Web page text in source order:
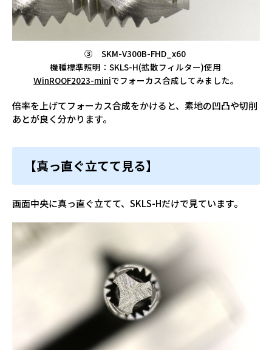
③ SKM-V300B-FHD_x60
機種標準照明：SKLS-H(拡散フィルター)使用
ＷinROOF2023-miniでフォーカス合成してみました。
倍率を上げてフォーカス合成をかけると、素地の凹凸や切削
あとが良く分かります。
【真っ直ぐ立てて見る】
画面中央に真っ直ぐ立てて、SKLS-Hだけで見ています。